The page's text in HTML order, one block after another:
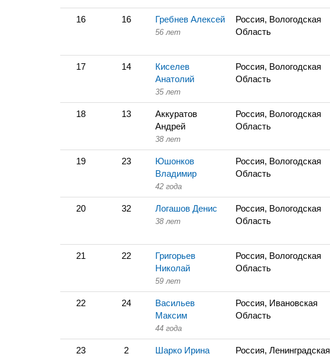
16 16 Гребнев Алексей
56 лет
Россия, Вологодская
Область
17 14
Киселев
Анатолий
35 лет
Россия, Вологодская
Область
18 13
Аккуратов
Андрей
38 лет
Россия, Вологодская
Область
19 23
Юшонков
Владимир
42 года
Россия, Вологодская
Область
20 32 Логашов Денис
38 лет
Россия, Вологодская
Область
21 22
Григорьев
Николай
59 лет
Россия, Вологодская
Область
22 24
Васильев
Максим
44 года
Россия, Ивановская
Область
23 2 Шарко Ирина
Россия, Ленинградская